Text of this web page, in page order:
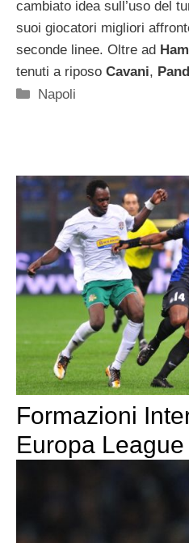
cambiato idea sull’uso del
suoi giocatori migliori
seconde linee. Oltre ad
tenuti a riposo Cavani,
Categorie
Napoli
Formazioni
Europa